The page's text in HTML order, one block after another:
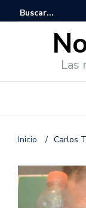
Las
Inicio / Carlos